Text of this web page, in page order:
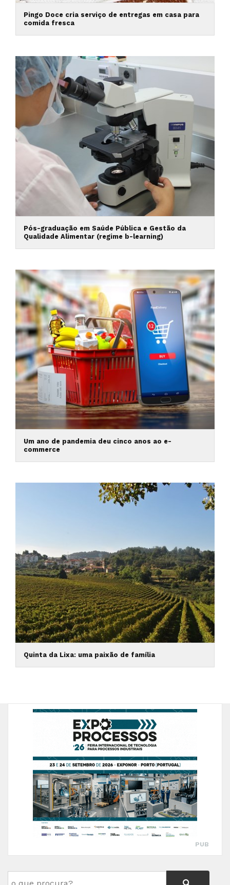
Pingo Doce cria serviço de entregas em casa para
comida fresca
Pós-graduação em Saúde Pública e Gestão da
Qualidade Alimentar (regime b-learning)
Um ano de pandemia deu cinco anos ao e-
commerce
Quinta da Lixa: uma paixão de família
PUB